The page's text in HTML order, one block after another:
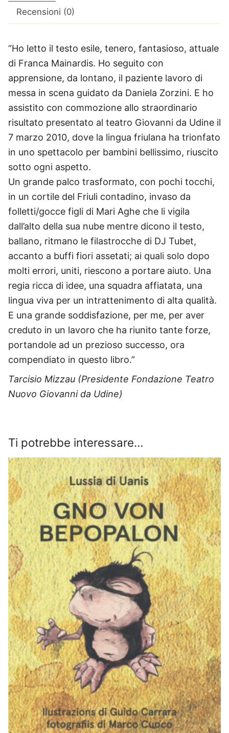
Recensioni (0)
“Ho letto il testo esile, tenero, fantasioso, attuale
di Franca Mainardis. Ho seguito con
apprensione, da lontano, il paziente lavoro di
messa in scena guidato da Daniela Zorzini. E ho
assistito con commozione allo straordinario
risultato presentato al teatro Giovanni da Udine il
7 marzo 2010, dove la lingua friulana ha trionfato
in uno spettacolo per bambini bellissimo, riuscito
sotto ogni aspetto.
Un grande palco trasformato, con pochi tocchi,
in un cortile del Friuli contadino, invaso da
folletti/gocce figli di Mari Aghe che li vigila
dall’alto della sua nube mentre dicono il testo,
ballano, ritmano le filastrocche di DJ Tubet,
accanto a buffi fiori assetati; ai quali solo dopo
molti errori, uniti, riescono a portare aiuto. Una
regia ricca di idee, una squadra affiatata, una
lingua viva per un intrattenimento di alta qualità.
E una grande soddisfazione, per me, per aver
creduto in un lavoro che ha riunito tante forze,
portandole ad un prezioso successo, ora
compendiato in questo libro.”
Tarcisio Mizzau (Presidente Fondazione Teatro
Nuovo Giovanni da Udine)
Ti potrebbe interessare…